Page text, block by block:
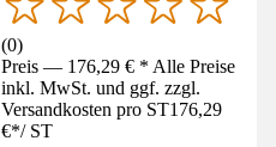
(0)
Preis — 176,29 € * Alle Preise
inkl. MwSt. und ggf. zzgl.
Versandkosten pro ST176,29
€*/ ST